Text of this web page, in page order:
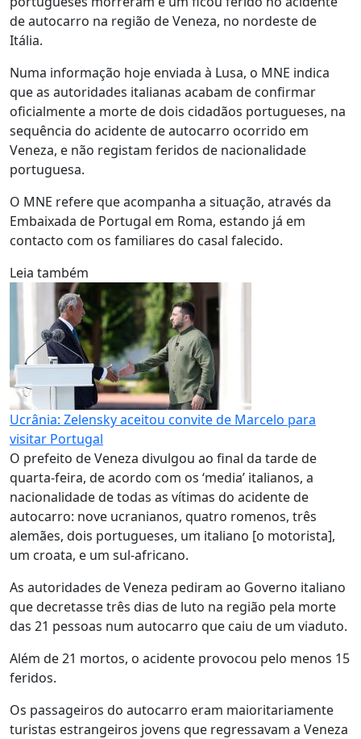
de autocarro na região de Veneza, no nordeste de
Itália.
Numa informação hoje enviada à Lusa, o MNE indica
que as autoridades italianas acabam de confirmar
oficialmente a morte de dois cidadãos portugueses, na
sequência do acidente de autocarro ocorrido em
Veneza, e não registam feridos de nacionalidade
portuguesa.
O MNE refere que acompanha a situação, através da
Embaixada de Portugal em Roma, estando já em
contacto com os familiares do casal falecido.
Leia também
Ucrânia: Zelensky aceitou convite de Marcelo para
visitar Portugal
O prefeito de Veneza divulgou ao final da tarde de
quarta-feira, de acordo com os ‘media’ italianos, a
nacionalidade de todas as vítimas do acidente de
autocarro: nove ucranianos, quatro romenos, três
alemães, dois portugueses, um italiano [o motorista],
um croata, e um sul-africano.
As autoridades de Veneza pediram ao Governo italiano
que decretasse três dias de luto na região pela morte
das 21 pessoas num autocarro que caiu de um viaduto.
Além de 21 mortos, o acidente provocou pelo menos 15
feridos.
Os passageiros do autocarro eram maioritariamente
turistas estrangeiros jovens que regressavam a Veneza